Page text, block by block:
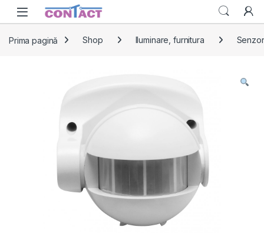
Skip to navigation
Skip to content
Prima pagină Shop Iluminare, furnitura